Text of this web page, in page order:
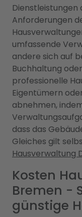
Dienstleistungen
Anforderungen
umfassende
andere sich auf
Buchhaltung
professionelle
Eigentümern
abnehmen,
dass das
Gleiches gilt
Hausverwaltung
Kosten
Bremen -
günstige